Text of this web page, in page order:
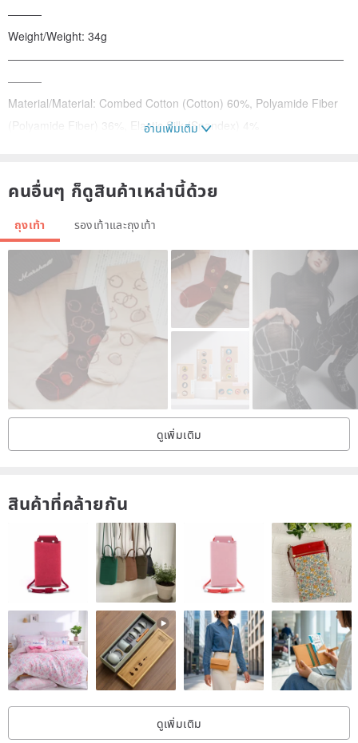
———
Weight/Weight: 34g
——————————————————————————————
———
Material/Material: Combed Cotton (Cotton) 60%, Polyamide Fiber
(Polyamide Fiber) 36%, Elastic Silk (Spandex) 4%
📣Plain jacquard technology, 200N high-density fine weaving, high
friendly, high air permeability.
📣After the jacquard socks are turned over, fine cotton will be
reserved at the junction of different colors, with a length of about 1-
1.5cm to ensure the integrity of the fabric.
📣The thickness can refer to the gram weight.
📣Specially selected combed cotton material, blended with elastic
silk, comfortable and skin-friendly.
📣Designed by the designer.
❤️Constant temperature jacquard yarn, the quality is by no means
comparable to ordinary socks.
Daily care/Maintenance
⚠️40 degrees household cleaning (hand wash or machine wash)
⚠️Do not use laundry detergent/powder containing bleaching
ingredients
⚠️Air dry naturally
⚠️No use of irons
About Shipping/About Shipping
📦We carefully inspect and package all products before delivery, so
you can rest assured.
📦Products are generally dispatched within 24 hours, except
อ่านเพิ่มเติม
คนอื่นๆ ก็ดูสินค้าเหล่านี้ด้วย
ถุงเท้า รองเท้าและถุงเท้า
ดูเพิ่มเติม
สินค้าที่คล้ายกัน
ดูเพิ่มเติม